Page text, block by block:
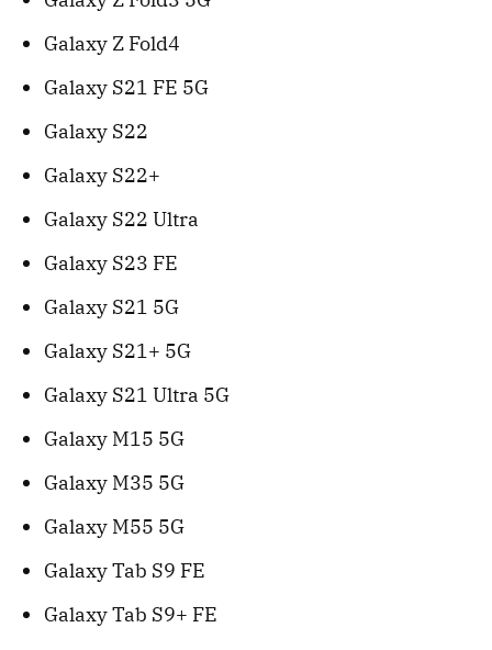
Galaxy Z Fold4
Galaxy S21 FE 5G
Galaxy S22
Galaxy S22+
Galaxy S22 Ultra
Galaxy S23 FE
Galaxy S21 5G
Galaxy S21+ 5G
Galaxy S21 Ultra 5G
Galaxy M15 5G
Galaxy M35 5G
Galaxy M55 5G
Galaxy Tab S9 FE
Galaxy Tab S9+ FE